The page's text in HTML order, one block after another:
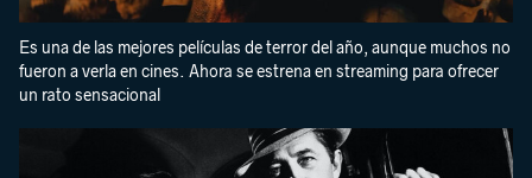
Es una de las mejores películas de terror del año, aunque muchos no
fueron a verla en cines. Ahora se estrena en streaming para ofrecer
un rato sensacional